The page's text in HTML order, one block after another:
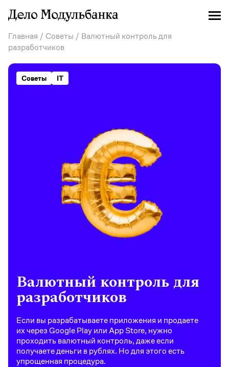
Главная / Советы / Валютный контроль для
разработчиков
Советы IT
Валютный контроль для
разработчиков
Если вы разрабатываете приложения и продаете
их через Google Play или App Store, нужно
проходить валютный контроль, даже если
получаете деньги в рублях. Но для этого есть
упрощенная процедура.